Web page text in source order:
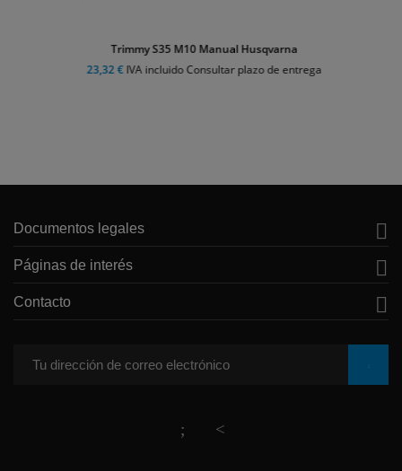
Trimmy S35 M10 Manual Husqvarna
23,32 €IVA incluido Consultar plazo de entrega
Documentos legales 
Páginas de interés 
Contacto 